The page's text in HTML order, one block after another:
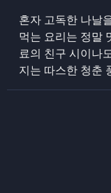
혼자 고독한 나날
먹는 요리는 정말
료의 친구 시이나
지는 따스한 청춘